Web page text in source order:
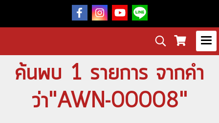
ค้นพบ 1 รายการ จากคำ
ว่า"AWN-00008"